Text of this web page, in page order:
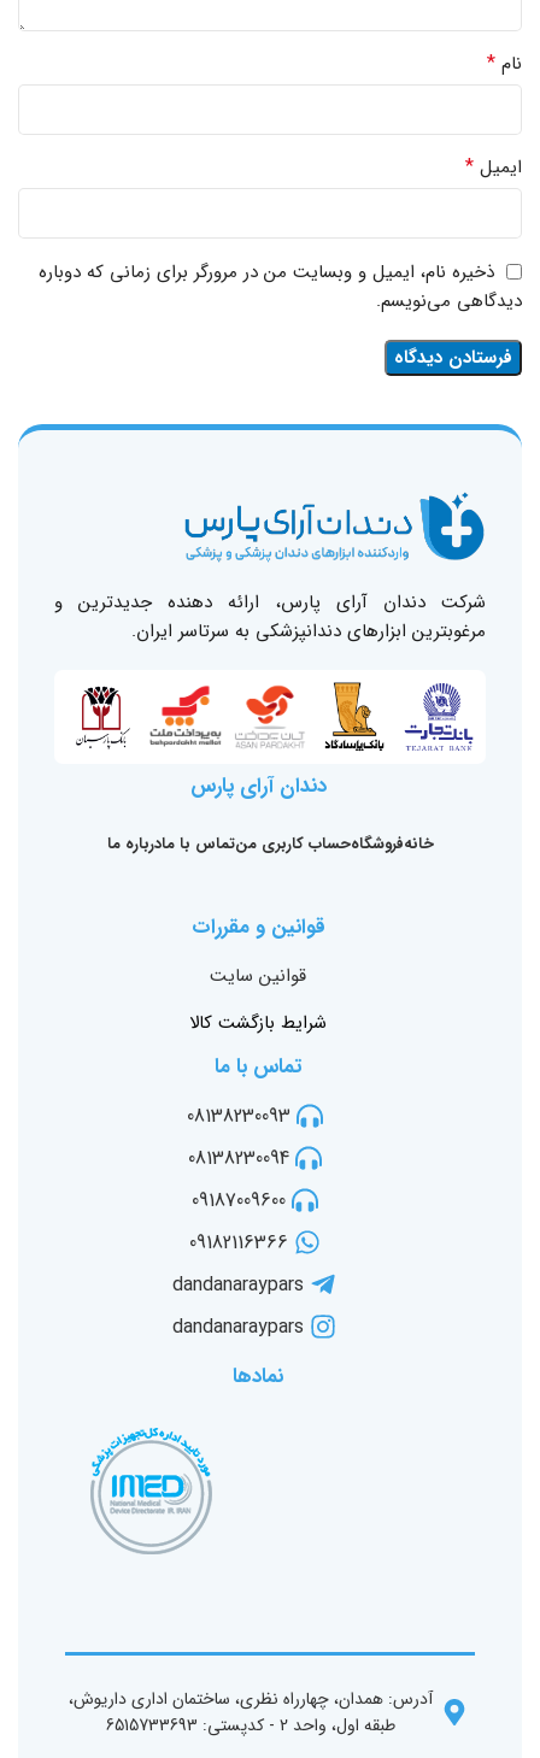
نام *
ایمیل *
ذخیره نام، ایمیل و وبسایت من در مرورگر برای زمانی که دوباره
دیدگاهی می‌نویسم.
شرکت دندان آرای پارس، ارائه دهنده جدیدترین و
مرغوبترین ابزارهای دندانپزشکی به سرتاسر ایران.
دندان آرای پارس
خانهفروشگاهحساب کاربری منتماس با مادرباره ما
قوانین و مقررات
قوانین سایت
شرایط بازگشت کالا
تماس با ما
08138230093
08138230094
09187009600
09182116366
dandanaraypars
dandanaraypars
نمادها
آدرس: همدان، چهارراه نظری، ساختمان اداری داریوش،
طبقه اول، واحد 2 - کد‌پستی: 6515733693